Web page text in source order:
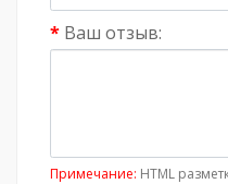
Ваш отзыв:
Примечание: HTML